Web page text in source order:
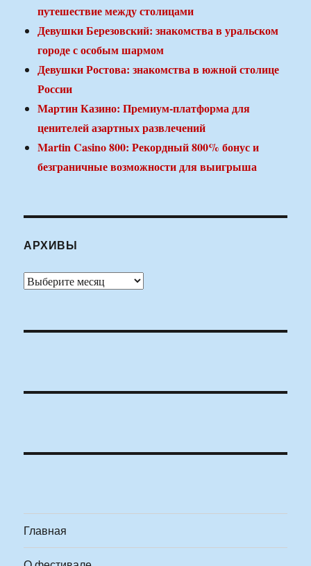
путешествие между столицами
Девушки Березовский: знакомства в уральском
городе с особым шармом
Девушки Ростова: знакомства в южной столице
России
Мартин Казино: Премиум-платформа для
ценителей азартных развлечений
Martin Casino 800: Рекордный 800% бонус и
безграничные возможности для выигрыша
АРХИВЫ
Архивы
Главная